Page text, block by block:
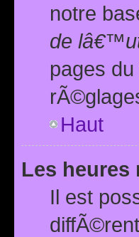
notre
de
pages
Haut
Les heures
Il est